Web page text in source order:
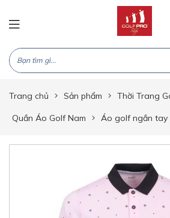
Trang chủ Sản phẩm Thời Trang
Quần Áo Golf Nam Áo golf ngắn tay